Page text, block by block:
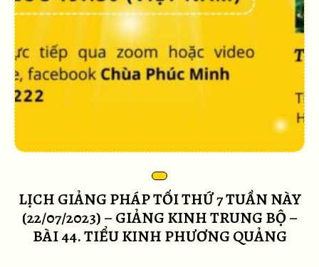
LỊCH GIẢNG PHÁP TỐI THỨ 7 TUẦN NÀY
(22/07/2023) – GIẢNG KINH TRUNG BỘ –
BÀI 44. TIỂU KINH PHƯƠNG QUẢNG